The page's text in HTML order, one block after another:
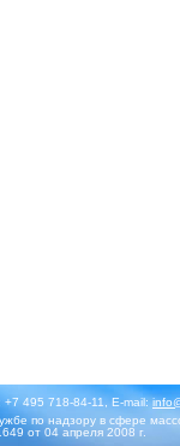
495 718-84-11, E-mail:
по надзору в сфере
от 04 апреля 2008 г.